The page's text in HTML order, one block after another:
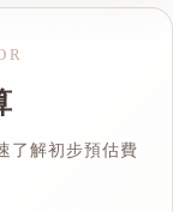
了解初步預估費